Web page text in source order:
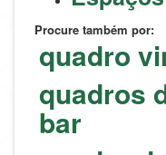
Procure também por:
quadro
quadros
bar